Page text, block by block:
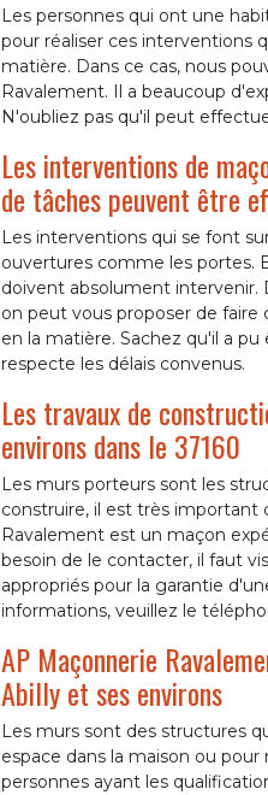
Les personnes qui ont une
pour réaliser ces interventions
matière. Dans ce cas, nous
Ravalement. Il a beaucoup
N'oubliez pas qu'il peut
Les interventions de
de tâches peuvent être
Les interventions qui se font
ouvertures comme les portes.
doivent absolument intervenir.
on peut vous proposer de faire
en la matière. Sachez qu'il a
respecte les délais convenus.
Les travaux de
environs dans le 37160
Les murs porteurs sont les
construire, il est très important
Ravalement est un maçon
besoin de le contacter, il faut
appropriés pour la garantie
informations, veuillez le
AP Maçonnerie
Abilly et ses environs
Les murs sont des structures
espace dans la maison ou
personnes ayant les